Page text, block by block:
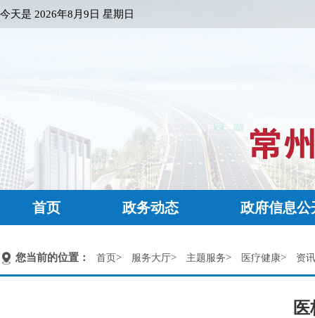
今天是 2026年8月9日 星期日
首页 政务动态 政府信息公
您当前的位置： 首页> 服务大厅> 主题服务> 医疗健康> 资